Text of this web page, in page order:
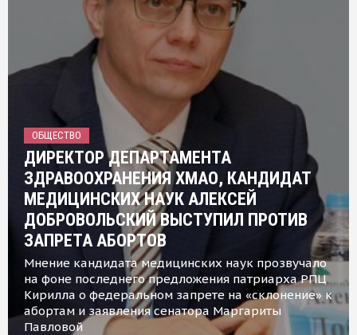
ОБЩЕСТВО
ДИРЕКТОР ДЕПАРТАМЕНТА
ЗДРАВООХРАНЕНИЯ ХМАО, КАНДИДАТ
МЕДИЦИНСКИХ НАУК АЛЕКСЕЙ
ДОБРОВОЛЬСКИЙ ВЫСТУПИЛ ПРОТИВ
ЗАПРЕТА АБОРТОВ
Мнение кандидата медицинских наук прозвучало
на фоне последнего предложения патриарха РПЦ
Кирилла о федеральном запрете на «склонение» к
абортам и заявления сенатора Маргариты
Павловой